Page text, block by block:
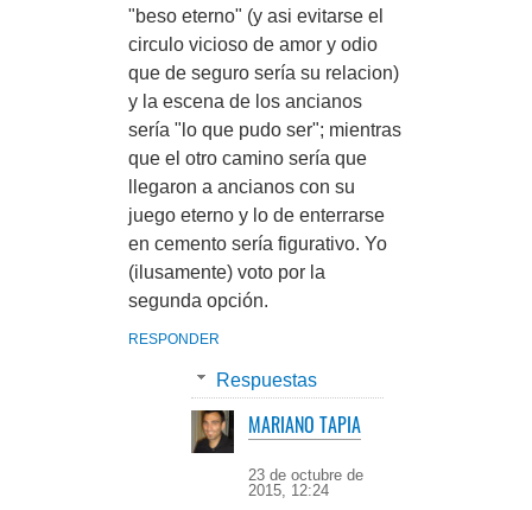
"beso eterno" (y asi evitarse el
circulo vicioso de amor y odio
que de seguro sería su relacion)
y la escena de los ancianos
sería "lo que pudo ser"; mientras
que el otro camino sería que
llegaron a ancianos con su
juego eterno y lo de enterrarse
en cemento sería figurativo. Yo
(ilusamente) voto por la
segunda opción.
RESPONDER
Respuestas
MARIANO TAPIA
23 de octubre de
2015, 12:24